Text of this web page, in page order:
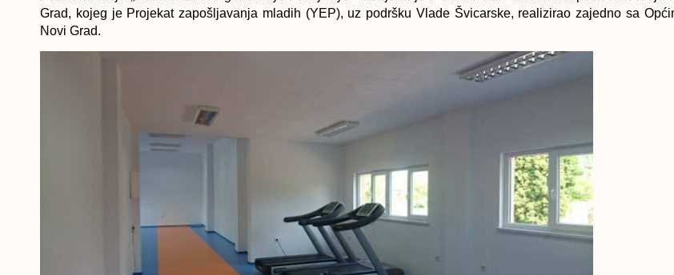
Grad, kojeg je Projekat zapošljavanja mladih (YEP), uz podršku Vlade Švicarske, realizirao zajedno sa
Novi Grad.